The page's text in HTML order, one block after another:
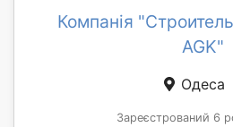
Компанія
AGK"
Одеса
Зареєстрований 6